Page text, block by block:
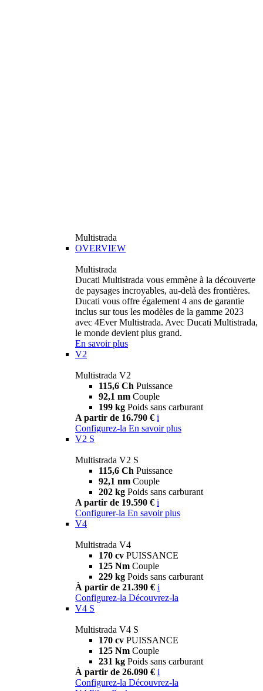
Multistrada
OVERVIEW
Multistrada
Ducati Multistrada vous emmène à la découverte
de paysages incroyables, au-delà des frontières.
Ducati vous offre également 4 ans de garantie
inclus sur tous les modèles de la gamme 2023
avec 4Ever Multistrada. Avec Ducati Multistrada,
le monde devient plus grand.
En savoir plus
V2
Multistrada V2
115,6 Ch Puissance
92,1 nm Couple
199 kg Poids sans carburant
A partir de 16.790 € i
Configurez-la En savoir plus
V2 S
Multistrada V2 S
115,6 Ch Puissance
92,1 nm Couple
202 kg Poids sans carburant
A partir de 19.590 € i
Configurer-la En savoir plus
V4
Multistrada V4
170 cv PUISSANCE
125 Nm Couple
229 kg Poids sans carburant
À partir de 21.390 € i
Configurez-la Découvrez-la
V4 S
Multistrada V4 S
170 cv PUISSANCE
125 Nm Couple
231 kg Poids sans carburant
À partir de 26.090 € i
Configurez-la Découvrez-la